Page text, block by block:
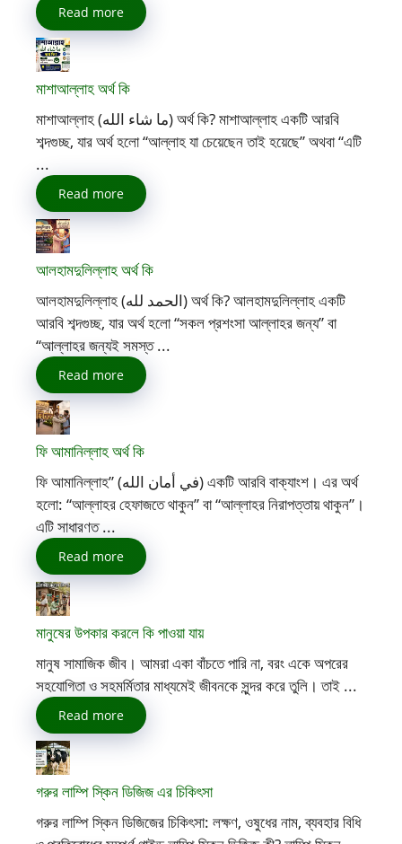
Read more
মাশাআল্লাহ অর্থ কি
মাশাআল্লাহ (ما شاء الله) অর্থ কি? মাশাআল্লাহ একটি আরবি
শব্দগুচ্ছ, যার অর্থ হলো “আল্লাহ যা চেয়েছেন তাই হয়েছে” অথবা “এটি
...
Read more
আলহামদুলিল্লাহ অর্থ কি
আলহামদুলিল্লাহ (الحمد لله) অর্থ কি? আলহামদুলিল্লাহ একটি
আরবি শব্দগুচ্ছ, যার অর্থ হলো “সকল প্রশংসা আল্লাহর জন্য” বা
“আল্লাহর জন্যই সমস্ত ...
Read more
ফি আমানিল্লাহ অর্থ কি
ফি আমানিল্লাহ” (في أمان الله) একটি আরবি বাক্যাংশ। এর অর্থ
হলো: “আল্লাহর হেফাজতে থাকুন” বা “আল্লাহর নিরাপত্তায় থাকুন”।
এটি সাধারণত ...
Read more
মানুষের উপকার করলে কি পাওয়া যায়
মানুষ সামাজিক জীব। আমরা একা বাঁচতে পারি না, বরং একে অপরের
সহযোগিতা ও সহমর্মিতার মাধ্যমেই জীবনকে সুন্দর করে তুলি। তাই ...
Read more
গরুর লাম্পি স্কিন ডিজিজ এর চিকিৎসা
গরুর লাম্পি স্কিন ডিজিজের চিকিৎসা: লক্ষণ, ওষুধের নাম, ব্যবহার বিধি